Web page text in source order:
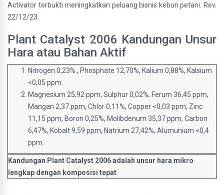
Activator terbukti meningkatkan peluang bisnis kebun petani. Rev.
22/12/23.
Plant Catalyst 2006 Kandungan Unsur
Hara atau Bahan Aktif
Nitrogen 0,23% , Phosphate 12,70%, Kalium 0,88%, Kalsium
<0,05 ppm.
Magnesium 25,92 ppm, Sulphur 0,02%, Ferum 36,45 ppm,
Mangan 2,37 ppm, Chlor 0,11%, Copper <0,03 ppm, Zinc
11,15 ppm, Boron 0,25%, Molibdenum 35,37 ppm, Carbon
6,47%, Kobalt 9,59 ppm, Natrium 27,42%, Alumunium <0,4
ppm.
Kandungan Plant Catalyst 2006 adalah unsur hara mikro
lengkap dengan komposisi tepat